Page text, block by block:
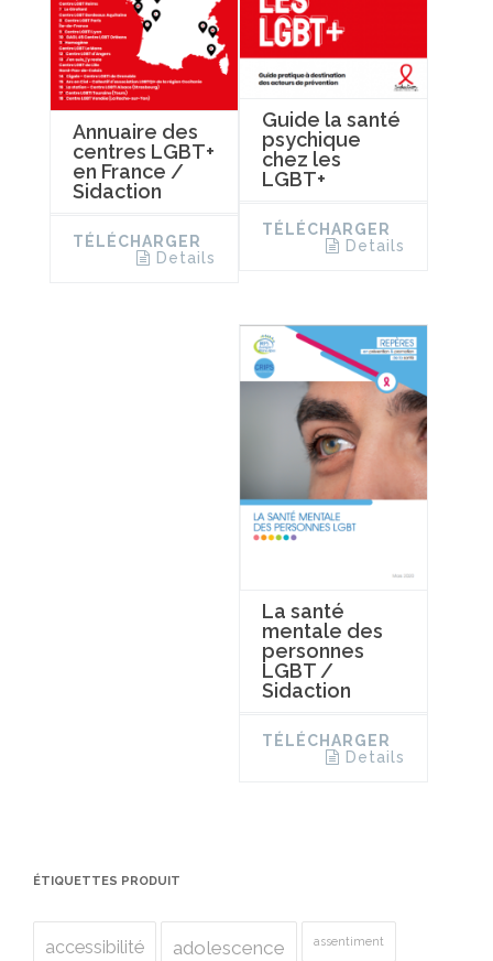
Annuaire des
centres LGBT+
en France /
Sidaction
TÉLÉCHARGER
Details
Guide la santé
psychique
chez les
LGBT+
TÉLÉCHARGER
Details
La santé
mentale des
personnes
LGBT /
Sidaction
TÉLÉCHARGER
Details
ÉTIQUETTES PRODUIT
accessibilité adolescence assentiment